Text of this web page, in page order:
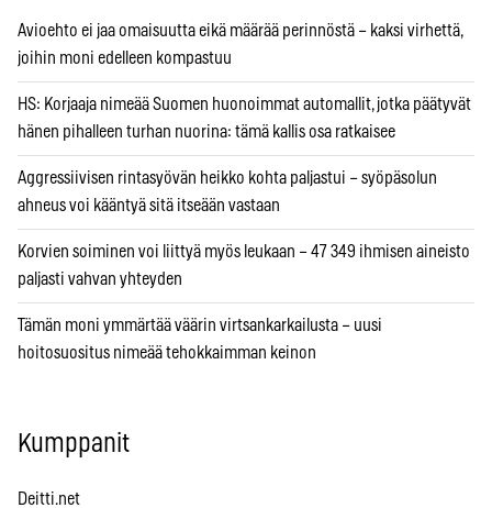
Avioehto ei jaa omaisuutta eikä määrää perinnöstä – kaksi virhettä,
joihin moni edelleen kompastuu
HS: Korjaaja nimeää Suomen huonoimmat automallit, jotka päätyvät
hänen pihalleen turhan nuorina: tämä kallis osa ratkaisee
Aggressiivisen rintasyövän heikko kohta paljastui – syöpäsolun
ahneus voi kääntyä sitä itseään vastaan
Korvien soiminen voi liittyä myös leukaan – 47 349 ihmisen aineisto
paljasti vahvan yhteyden
Tämän moni ymmärtää väärin virtsankarkailusta – uusi
hoitosuositus nimeää tehokkaimman keinon
Kumppanit
Deitti.net